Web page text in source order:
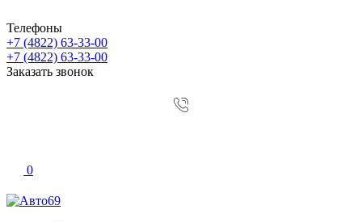
Телефоны
+7 (4822) 63-33-00
+7 (4822) 63-33-00
Заказать звонок
0